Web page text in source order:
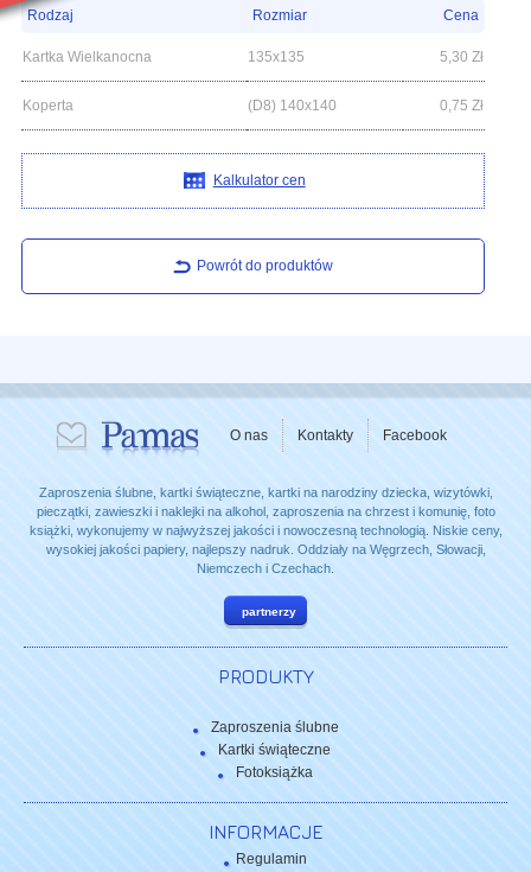
Rodzaj Rozmiar Cena
Kartka Wielkanocna 135x135 5,30 Zł
Koperta (D8) 140x140 0,75 Zł
Kalkulator cen
Powrót do produktów
O nas Kontakty Facebook
Zaproszenia ślubne, kartki świąteczne, kartki na narodziny dziecka, wizytówki,
pieczątki, zawieszki i naklejki na alkohol, zaproszenia na chrzest i komunię, foto
książki, wykonujemy w najwyższej jakości i nowoczesną technologią. Niskie ceny,
wysokiej jakości papiery, najlepszy nadruk. Oddziały na Węgrzech, Słowacji,
Niemczech i Czechach.
partnerzy
PRODUKTY
Zaproszenia ślubne
Kartki świąteczne
Fotoksiążka
INFORMACJE
Regulamin